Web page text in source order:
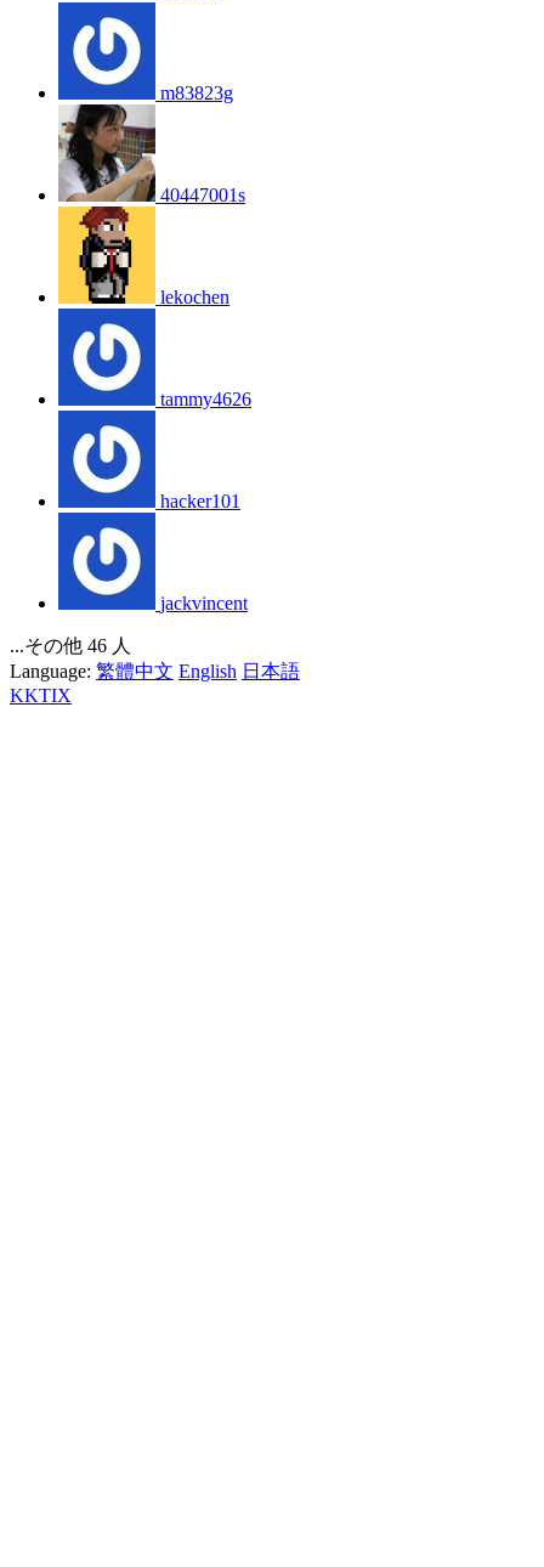
m83823g
40447001s
lekochen
tammy4626
hacker101
jackvincent
...その他 46 人
Language: 繁體中文 English 日本語
KKTIX